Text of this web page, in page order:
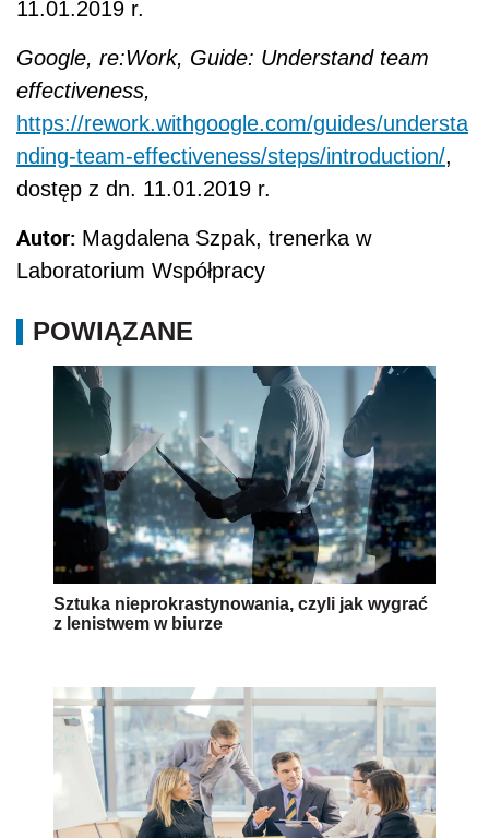
11.01.2019 r.
Google, re:Work, Guide: Understand team
effectiveness,
https://rework.withgoogle.com/guides/understa
nding-team-effectiveness/steps/introduction/,
dostęp z dn. 11.01.2019 r.
Autor: Magdalena Szpak, trenerka w
Laboratorium Współpracy
POWIĄZANE
Sztuka nieprokrastynowania, czyli jak wygrać
z lenistwem w biurze